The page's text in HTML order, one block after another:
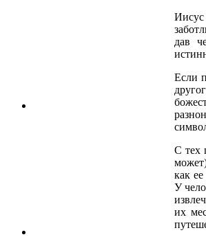
Иисус
дав
Если
С тех
как
У
их